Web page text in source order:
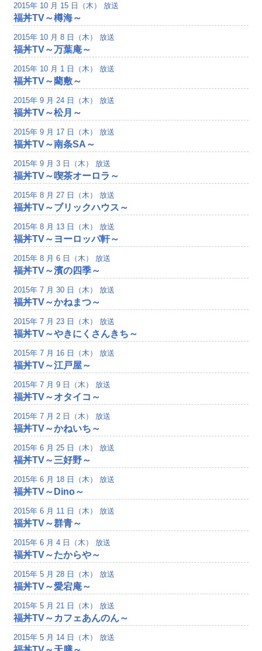
2015年 10 月 15 日（木） 放送
福丼TV～樽海～
2015年 10 月 8 日（木） 放送
福丼TV～万葉庵～
2015年 10 月 1 日（木） 放送
福丼TV～藺敷～
2015年 9 月 24 日（木） 放送
福丼TV～松月～
2015年 9 月 17 日（木） 放送
福丼TV～南条SA～
2015年 9 月 3 日（木） 放送
福丼TV～喫茶オーロラ～
2015年 8 月 27 日（木） 放送
福丼TV～ブリックハウス～
2015年 8 月 13 日（木） 放送
福丼TV～ヨーロッパ軒～
2015年 8 月 6 日（木） 放送
福丼TV～濱の四季～
2015年 7 月 30 日（木） 放送
福丼TV～かねまつ～
2015年 7 月 23 日（木） 放送
福丼TV～やきにくさんきち～
2015年 7 月 16 日（木） 放送
福丼TV～江戸屋～
2015年 7 月 9 日（木） 放送
福丼TV～オタイコ～
2015年 7 月 2 日（木） 放送
福丼TV～かねいち～
2015年 6 月 25 日（木） 放送
福丼TV～三好野～
2015年 6 月 18 日（木） 放送
福丼TV～Dino～
2015年 6 月 11 日（木） 放送
福丼TV～群青～
2015年 6 月 4 日（木） 放送
福丼TV～たからや～
2015年 5 月 28 日（木） 放送
福丼TV～愛宕庵～
2015年 5 月 21 日（木） 放送
福丼TV～カフェあんのん～
2015年 5 月 14 日（木） 放送